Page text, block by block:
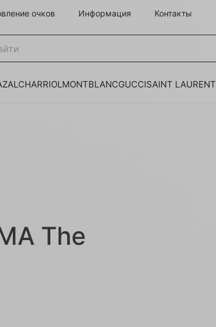
очков Информация Контакты
CHARRIOLMONTBLANCGUCCISAINT LAURENT
The